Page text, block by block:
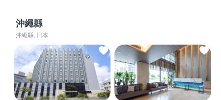
沖繩縣
沖繩縣, 日本